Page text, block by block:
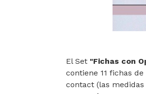
El Set "Fichas con
contiene 11 fichas
contact (las medidas